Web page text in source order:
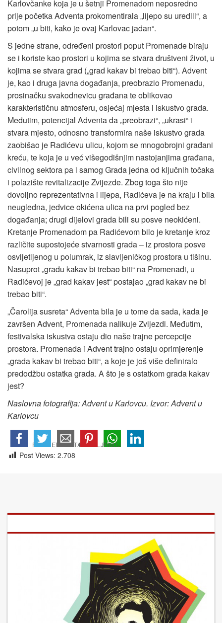
Karlovčanke koja je u šetnji Promenadom neposredno
prije početka Adventa prokomentirala „lijepo su uredili“, a
potom „u biti, kako je ovaj Karlovac jadan“.
S jedne strane, određeni prostori poput Promenade biraju
se i koriste kao prostori u kojima se stvara društveni život, u
kojima se stvara grad („grad kakav bi trebao biti“). Advent
je, kao i druga javna događanja, preobrazio Promenadu,
prosinačku svakodnevicu građana te oblikovao
karakterističnu atmosferu, osjećaj mjesta i iskustvo grada.
Međutim, potencijal Adventa da „preobrazi“, „ukrasi“ i
stvara mjesto, odnosno transformira naše iskustvo grada
zaobišao je Radićevu ulicu, kojom se mnogobrojni građani
kreću, te koja je u već višegodišnjim nastojanjima građana,
civilnog sektora pa i samog Grada jedna od ključnih točaka
i polazište revitalizacije Zvijezde. Zbog toga što nije
dovoljno reprezentativna i lijepa, Radićeva je na kraju i bila
neugledna, jedvice okićena ulica na prvi pogled bez
događanja; drugi dijelovi grada bili su posve neokićeni.
Kretanje Promenadom pa Radićevom bilo je kretanje kroz
različite supostojeće stvarnosti grada – iz prostora posve
osvijetljenog u polumrak, iz slavljeničkog prostora u tišinu.
Nasuprot „gradu kakav bi trebao biti“ na Promenadi, u
Radićevoj je „grad kakav jest“ postajao „grad kakav ne bi
trebao biti“.
„Čarolija susreta“ Adventa bila je u tome da sada, kada je
završen Advent, Promenada nalikuje Zvijezdi. Međutim,
festivalska iskustva ostaju dio naše trajne percepcije
prostora. Promenada i Advent trajno ostaju oprimjerenje
„grada kakav bi trebao biti“, a koje je još više definiralo
predodžbu ostatka grada. A što je s ostatkom grada kakav
jest?
Naslovna fotografija: Advent u Karlovcu. Izvor: Advent u
Karlovcu
Post Views: 2.708